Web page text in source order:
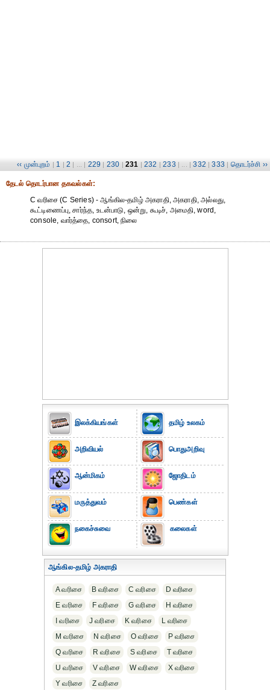
‹‹ முன்புறம் | 1 | 2 | ... | 229 | 230 | 231 | 232 | 233 | ... | 332 | 333 | தொடர்ச்சி ››
தேட‌ல் தொட‌ர்பான தகவ‌ல்க‌ள்:
C வரிசை (C Series) - ஆங்கில-தமிழ் அகராதி, அகராதி, அல்லது,
கூட்டிணைப்பு, சார்ந்த, உடன்பாடு, ஒன்று, கூடிச், அமைதி, word,
console, வார்த்தை, consort, நிலை
இலக்கியங்கள்
அறிவியல்
ஆன்மிகம்
மருத்துவம்
நகைச்சுவை
தமிழ் உலகம்
பொதுஅறிவு
ஜோதிடம்
பெண்கள்
கலைகள்
ஆங்கில-தமிழ் அகராதி
A வரிசை B வரிசை C வரிசை
D வரிசை
E வரிசை
F வரிசை G வரிசை
H வரிசை
I வரிசை
J வரிசை K வரிசை
L வரிசை
M வரிசை
N வரிசை O வரிசை
P வரிசை
Q வரிசை
R வரிசை S வரிசை
T வரிசை
U வரிசை
V வரிசை W வரிசை
X வரிசை
Y வரிசை
Z வரிசை